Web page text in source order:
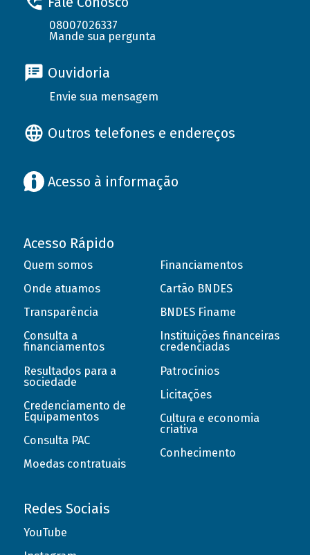
08007026337
Mande sua pergunta
Ouvidoria
Envie sua mensagem
Outros telefones e endereços
Acesso à informação
Acesso Rápido
Quem somos
Onde atuamos
Transparência
Consulta a
financiamentos
Resultados para a
sociedade
Credenciamento de
Equipamentos
Consulta PAC
Moedas contratuais
Financiamentos
Cartão BNDES
BNDES Finame
Instituições financeiras
credenciadas
Patrocínios
Licitações
Cultura e economia
criativa
Conhecimento
Redes Sociais
YouTube